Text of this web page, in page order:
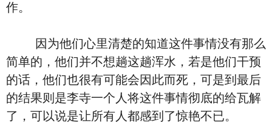
作。
因为他们心里清楚的知道这件事情没有那么
简单的，他们并不想趟这趟浑水，若是他们干预
的话，他们也很有可能会因此而死，可是到最后
的结果则是李寺一个人将这件事情彻底的给瓦解
了，可以说是让所有人都感到了惊艳不已。